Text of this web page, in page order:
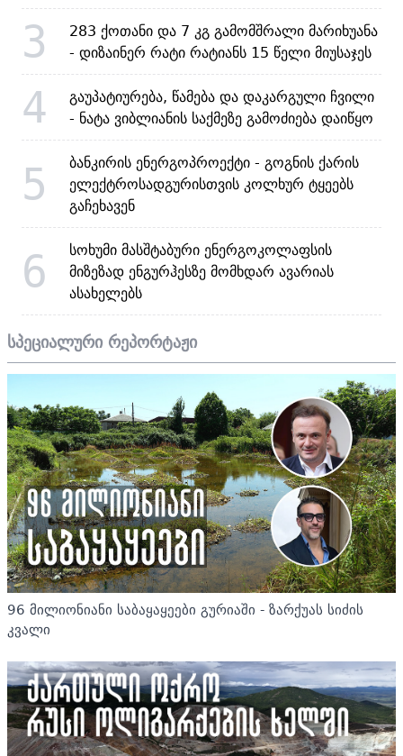
3
283 ქოთანი და 7 კგ გამომშრალი მარიხუანა
- დიზაინერ რატი რატიანს 15 წელი მიუსაჯეს
4
გაუპატიურება, წამება და დაკარგული ჩვილი
- ნატა ვიბლიანის საქმეზე გამოძიება დაიწყო
5
ბანკირის ენერგოპროექტი - გოგნის ქარის
ელექტროსადგურისთვის კოლხურ ტყეებს
გაჩეხავენ
6
სოხუმი მასშტაბური ენერგოკოლაფსის
მიზეზად ენგურჰესზე მომხდარ ავარიას
ასახელებს
სპეციალური რეპორტაჟი
96 მილიონიანი საბაყაყეები გურიაში - ზარქუას სიძის
კვალი